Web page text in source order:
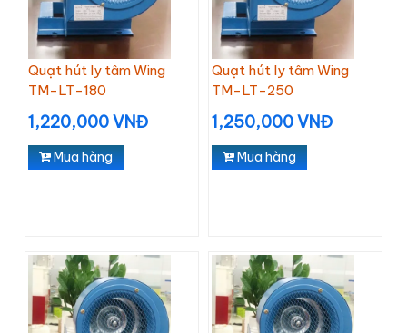
Quạt hút ly tâm Wing
TM-LT-180
1,220,000 VNĐ
Mua hàng
Quạt hút ly tâm Wing
TM-LT-250
1,250,000 VNĐ
Mua hàng